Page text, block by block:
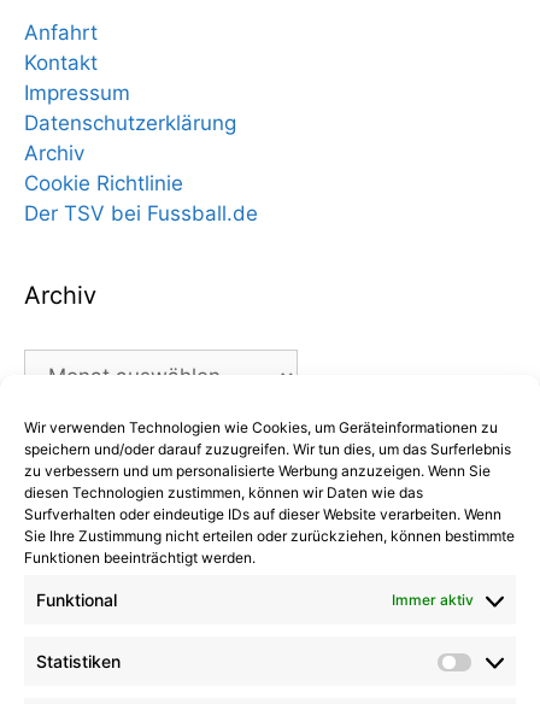
Wir verwenden Technologien wie Cookies, um Geräteinformationen zu
speichern und/oder darauf zuzugreifen. Wir tun dies, um das Surferlebnis
zu verbessern und um personalisierte Werbung anzuzeigen. Wenn Sie
diesen Technologien zustimmen, können wir Daten wie das
Surfverhalten oder eindeutige IDs auf dieser Website verarbeiten. Wenn
Sie Ihre Zustimmung nicht erteilen oder zurückziehen, können bestimmte
Funktionen beeinträchtigt werden.
Funktional Immer aktiv
Statistiken
Anfahrt
Kontakt
Impressum
Datenschutzerklärung
Archiv
Cookie Richtlinie
Der TSV bei Fussball.de
Archiv
Archiv
Kategorien
Kategorien
Kommentare